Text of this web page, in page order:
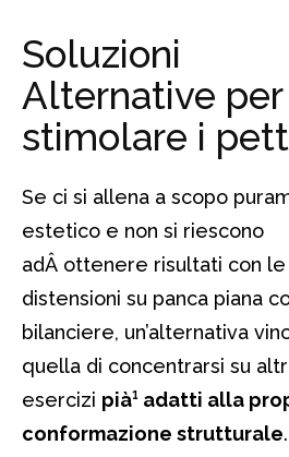
Soluzioni
Alternative per
stimolare i
Se ci si allena a scopo
estetico e non si riescono
adÂ ottenere risultati con le
distensioni su panca piana
bilanciere, un’alternativa
quella di concentrarsi su
esercizi pià¹ adatti alla
conformazione strutturale.